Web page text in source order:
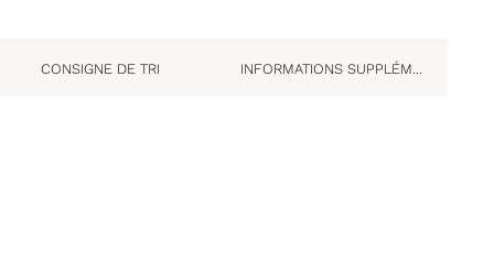
CONSIGNE DE TRI INFORMATIONS SUPPLÉMENTAIRES